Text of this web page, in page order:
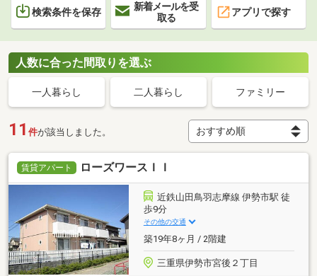
検索条件を保存
新着メールを受
取る
アプリで探す
人数に合った間取りを選ぶ
一人暮らし 二人暮らし ファミリー
11 件が該当しました。
賃貸アパート ローズワースＩＩ
近鉄山田鳥羽志摩線 伊勢市駅 徒
歩9分
その他の交通
築19年8ヶ月 / 2階建
三重県伊勢市宮後２丁目